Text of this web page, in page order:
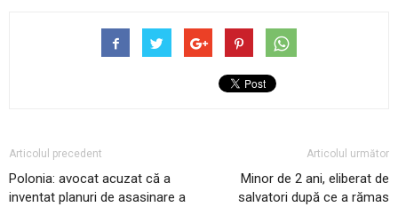
Articolul precedent
Polonia: avocat acuzat că a
inventat planuri de asasinare a
Articolul următor
Minor de 2 ani, eliberat de
salvatori după ce a rămas